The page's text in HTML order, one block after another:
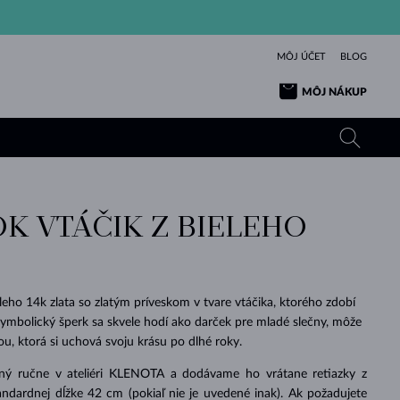
MÔJ ÚČET BLOG
MÔJ NÁKUP
VÝNIMOČNÝ
POZRIEŤ
LÁSKA
POZRIEŤ
ŽLTÉ ZLATO
KRÁSOU
POZRIEŤ
TANZANITY
TURMALÍNY
VLTAVÍNYKRÁSNE
POZRIEŤ
TURMALÍNY
MINERÁLY
PERLOVÉ PRÍVESKY
PRÍVESKY
POZRIEŤ
NÁRAMKY
POZRIEŤ
ELEGANCIA
POZRIEŤ
ZAFÍRY
VLTAVÍNY
MINERÁLYŠPERKY
POZRIEŤ
KRÁSU
POZRIEŤ
KOLEKCIE
POZRIEŤ
VTÁČIK Z BIELEHO
14k zlata so zlatým príveskom v tvare vtáčika, ktorého zdobí
šperk sa skvele hodí ako darček pre mladé slečny, môže
ktorá si uchová svoju krásu po dlhé roky.
ručne v ateliéri KLENOTA a dodávame ho vrátane retiazky z
dĺžke 42 cm (pokiaľ nie je uvedené inak). Ak požadujete